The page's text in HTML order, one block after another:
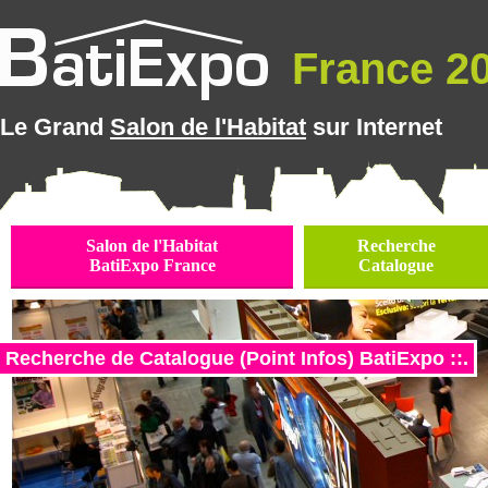
France
Le Grand Salon de l'Habitat sur Internet
Salon de l'Habitat
BatiExpo France
Recherche
Catalogue
Recherche de Catalogue (Point Infos) BatiExpo ::.